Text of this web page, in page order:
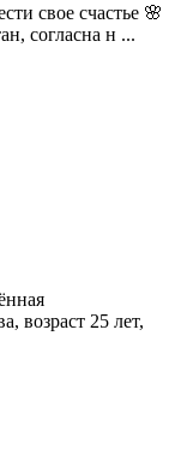
свое счастье 🌸
согласна н ...
возраст 25 лет,